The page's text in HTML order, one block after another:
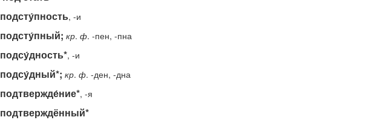
, -и
кр. ф. -пен, -пна
, -и
кр. ф. -ден, -дна
, -я